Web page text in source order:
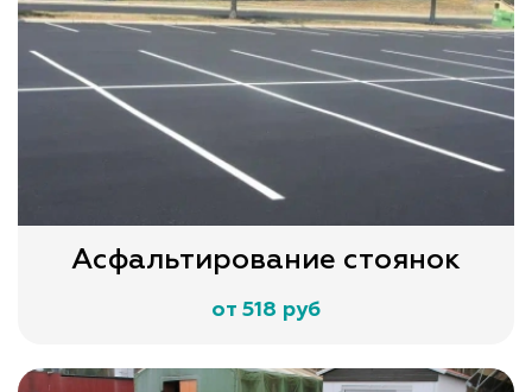
Асфальтирование стоянок
от 518 руб